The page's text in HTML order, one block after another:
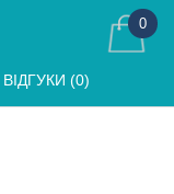
0
ВІДГУКИ (0)